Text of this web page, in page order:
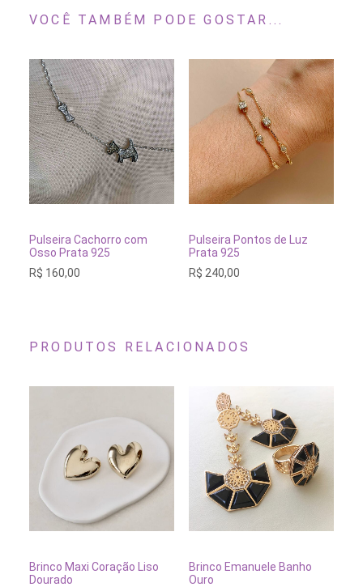
VOCÊ TAMBÉM PODE GOSTAR...
VER OPÇÕES
tem
várias
As
na
página
Pulseira Cachorro com
Osso Prata 925
R$ 160,00
VER OPÇÕES
tem
várias
As
na
página
Pulseira Pontos de Luz
Prata 925
R$ 240,00
PRODUTOS RELACIONADOS
ADICIONAR AO CARRINHO
Brinco Maxi Coração Liso
Dourado
ADICIONAR AO
Brinco Emanuele Banho
Ouro